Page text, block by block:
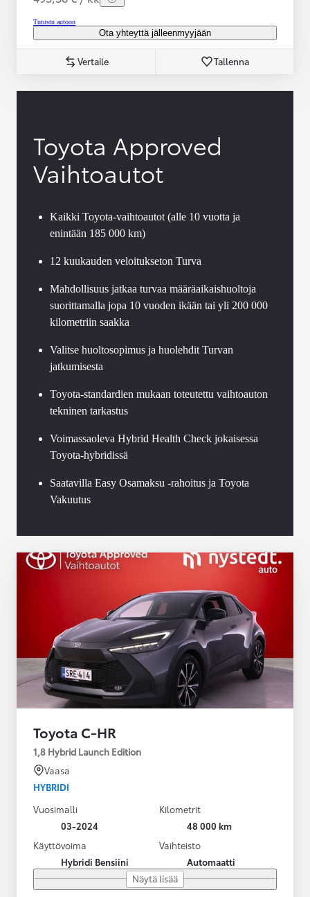
Tutustu autoon
Ota yhteyttä jälleenmyyjään
Vertaile Tallenna
Toyota Approved
Vaihtoautot
Kaikki Toyota-vaihtoautot (alle 10 vuotta ja
enintään 185 000 km)
12 kuukauden veloitukseton Turva
Mahdollisuus jatkaa turvaa määräaikaishuoltoja
suorittamalla jopa 10 vuoden ikään tai yli 200 000
kilometriin saakka
Valitse huoltosopimus ja huolehdit Turvan
jatkumisesta
Toyota-standardien mukaan toteutettu vaihtoauton
tekninen tarkastus
Voimassaoleva Hybrid Health Check jokaisessa
Toyota-hybridissä
Saatavilla Easy Osamaksu -rahoitus ja Toyota
Vakuutus
Toyota C-HR
1,8 Hybrid Launch Edition
Vaasa
HYBRIDI
Vuosimalli
03-2024
Kilometrit
48 000 km
Käyttövoima
Hybridi Bensiini
Vaihteisto
Automaatti
Näytä lisää